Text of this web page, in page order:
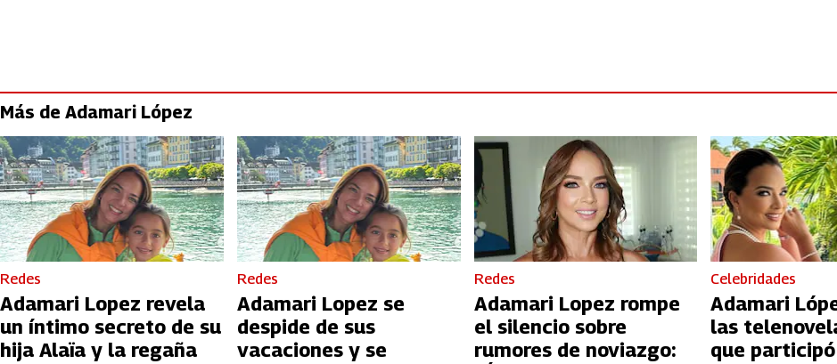
Más de Adamari López
Redes
Adamari Lopez revela
un íntimo secreto de su
hija Alaïa y la regaña
Redes
Adamari Lopez se
despide de sus
vacaciones y se
Redes
Adamari Lopez rompe
el silencio sobre
rumores de noviazgo:
Celebridades
Adamari
las
que participó